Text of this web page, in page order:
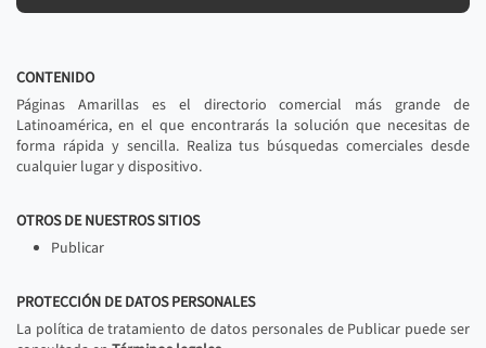
CONTENIDO
Páginas Amarillas es el directorio comercial más grande de
Latinoamérica, en el que encontrarás la solución que necesitas de
forma rápida y sencilla. Realiza tus búsquedas comerciales desde
cualquier lugar y dispositivo.
OTROS DE NUESTROS SITIOS
Publicar
PROTECCIÓN DE DATOS PERSONALES
La política de tratamiento de datos personales de Publicar puede ser